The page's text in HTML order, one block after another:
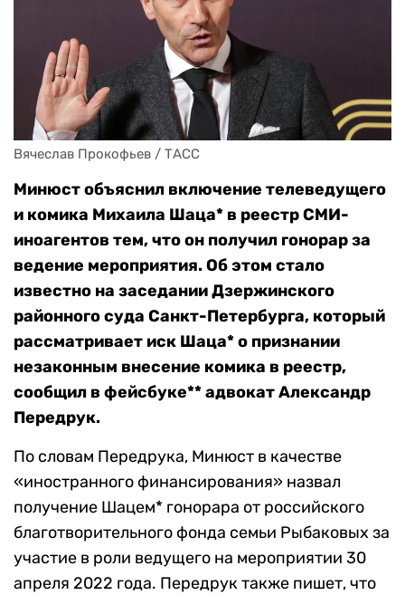
Вячеслав Прокофьев / ТАСС
Минюст объяснил включение телеведущего
и комика Михаила Шаца* в реестр СМИ-
иноагентов тем, что он получил гонорар за
ведение мероприятия. Об этом стало
известно на заседании Дзержинского
районного суда Санкт-Петербурга, который
рассматривает иск Шаца* о признании
незаконным внесение комика в реестр,
сообщил в фейсбуке** адвокат Александр
Передрук.
По словам Передрука, Минюст в качестве
«иностранного финансирования» назвал
получение Шацем* гонорара от российского
благотворительного фонда семьи Рыбаковых за
участие в роли ведущего на мероприятии 30
апреля 2022 года. Передрук также пишет, что